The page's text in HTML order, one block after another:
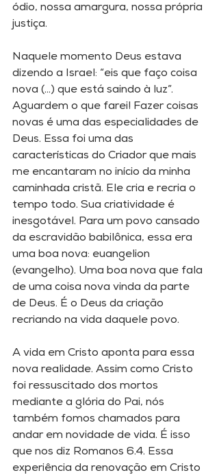
ódio, nossa amargura, nossa própria
justiça.
Naquele momento Deus estava
dizendo a Israel: “eis que faço coisa
nova (...) que está saindo à luz”.
Aguardem o que farei! Fazer coisas
novas é uma das especialidades de
Deus. Essa foi uma das
características do Criador que mais
me encantaram no início da minha
caminhada cristã. Ele cria e recria o
tempo todo. Sua criatividade é
inesgotável. Para um povo cansado
da escravidão babilônica, essa era
uma boa nova: euangelion
(evangelho). Uma boa nova que fala
de uma coisa nova vinda da parte
de Deus. É o Deus da criação
recriando na vida daquele povo.
A vida em Cristo aponta para essa
nova realidade. Assim como Cristo
foi ressuscitado dos mortos
mediante a glória do Pai, nós
também fomos chamados para
andar em novidade de vida. É isso
que nos diz Romanos 6.4. Essa
experiência da renovação em Cristo